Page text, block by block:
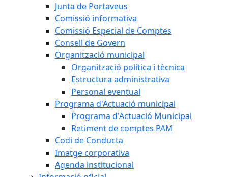
Junta de Portaveus
Comissió informativa
Comissió Especial de Comptes
Consell de Govern
Organització municipal
Organització política i tècnica
Estructura administrativa
Personal eventual
Programa d'Actuació municipal
Programa d'Actuació Municipal
Retiment de comptes PAM
Codi de Conducta
Imatge corporativa
Agenda institucional